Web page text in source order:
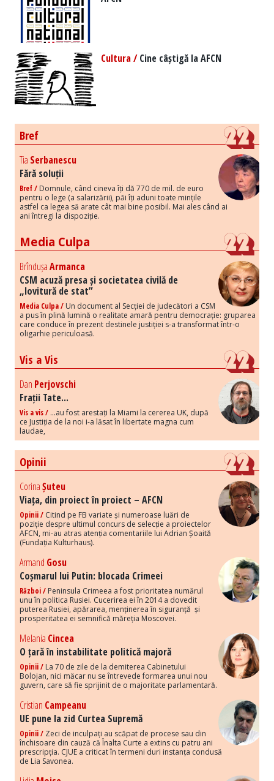
Cultura /Cine câștigă la AFCN
Bref
Tia Serbanescu
Fără soluții
Bref / Domnule, când cineva îți dă 770 de mil. de euro
pentru o lege (a salarizării), păi îți aduni toate mințile
astfel ca legea să arate cât mai bine posibil. Mai ales când ai
ani întregi la dispoziție.
Media Culpa
BrîndușaArmanca
CSM acuză presa și societatea civilă de
„lovitură de stat”
Media Culpa / Un document al Secției de judecători a CSM
a pus în plină lumină o realitate amară pentru democrație: gruparea
care conduce în prezent destinele justiției s-a transformat într-o
oligarhie periculoasă.
Vis a Vis
Dan Perjovschi
Frații Tate...
Vis a vis / ...au fost arestați la Miami la cererea UK, după
ce Justiția de la noi i-a lăsat în libertate magna cum
laudae,
Opinii
CorinaȘuteu
Viața, din proiect în proiect – AFCN
Opinii / Citind pe FB variate și numeroase luări de
poziție despre ultimul concurs de selecție a proiectelor
AFCN, mi-au atras atenția comentariile lui Adrian Șoaită
(Fundația Kulturhaus).
Armand Gosu
Coșmarul lui Putin: blocada Crimeei
Război / Peninsula Crimeea a fost prioritatea numărul
unu în politica Rusiei. Cucerirea ei în 2014 a dovedit
puterea Rusiei, apărarea, menținerea în siguranță și
prosperitatea ei semnifică măreția Moscovei.
Melania Cincea
O țară în instabilitate politică majoră
Opinii / La 70 de zile de la demiterea Cabinetului
Bolojan, nici măcar nu se întrevede formarea unui nou
guvern, care să fie sprijinit de o majoritate parlamentară.
Cristian Campeanu
UE pune la zid Curtea Supremă
Opinii / Zeci de inculpați au scăpat de procese sau din
închisoare din cauză că Înalta Curte a extins cu patru ani
prescripția. CJUE a criticat în termeni duri instanța condusă
de Lia Savonea.